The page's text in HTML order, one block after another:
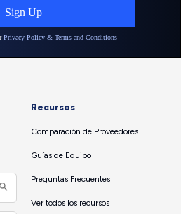
Recursos
Comparación de Proveedores
Guías de Equipo
Preguntas Frecuentes
Ver todos los recursos